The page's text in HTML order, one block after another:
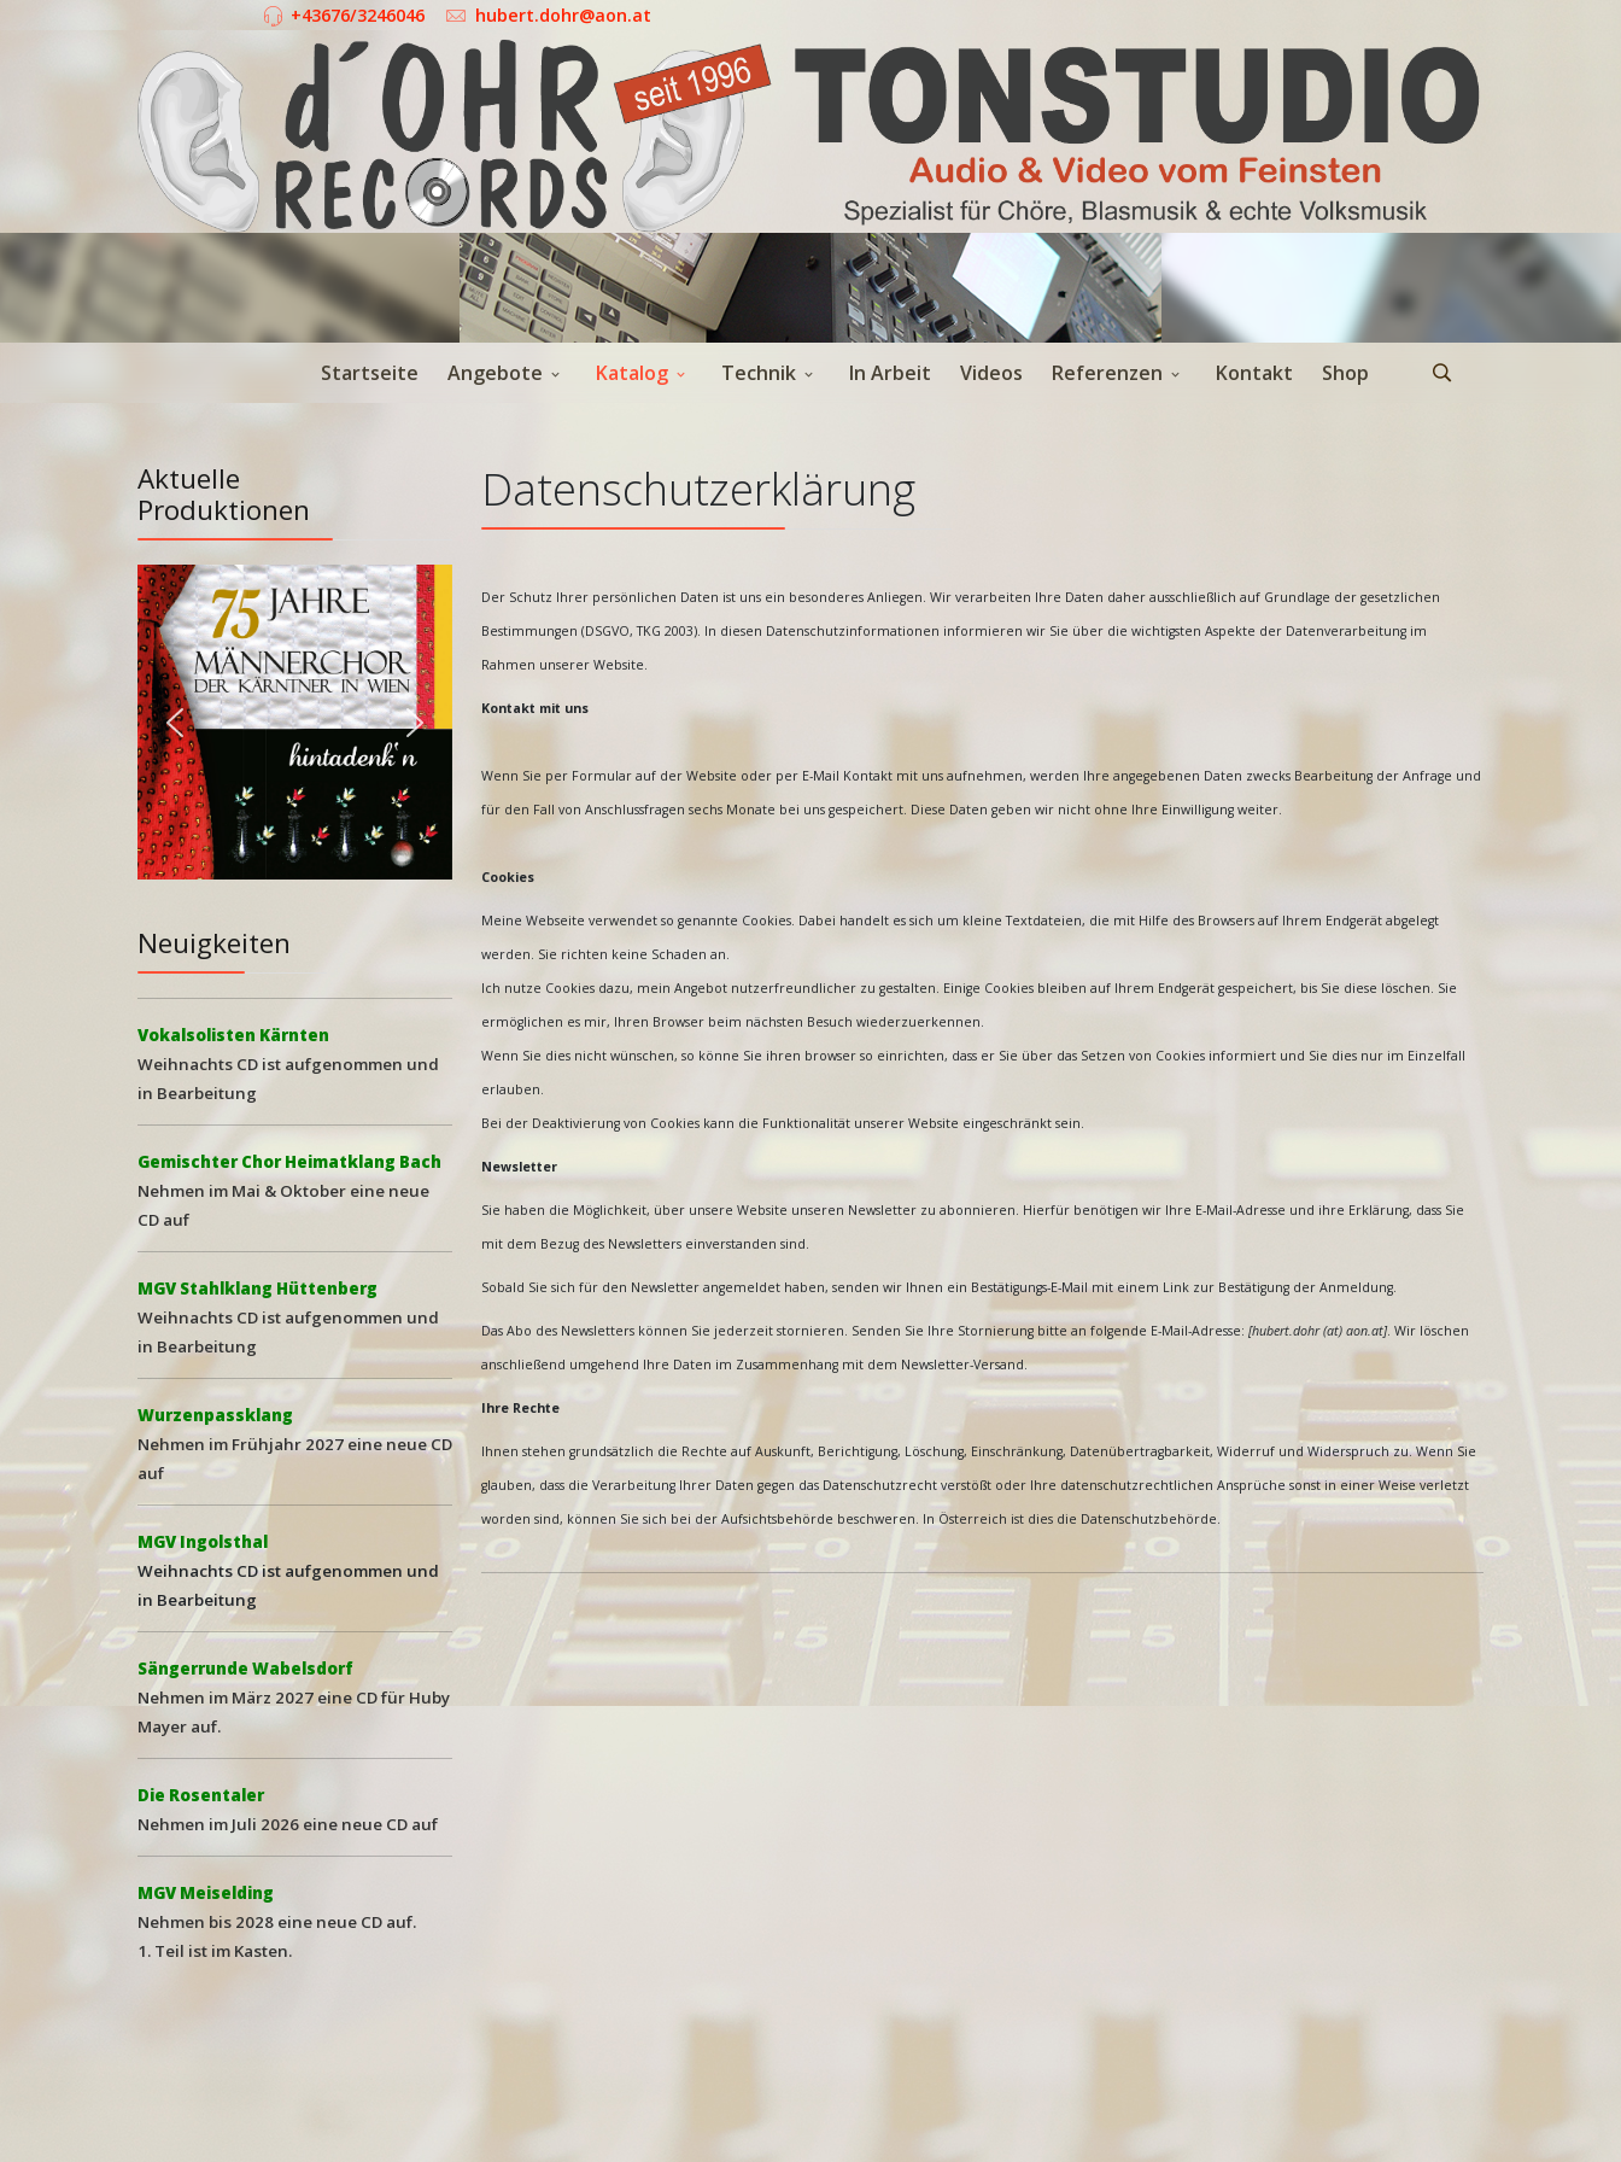
+43676/3246046 hubert.dohr@aon.at
Startseite Angebote Katalog Technik In Arbeit Videos Referenzen Kontakt Shop
Aktuelle
Produktionen
Neuigkeiten
Vokalsolisten Kärnten
Weihnachts CD ist aufgenommen und
in Bearbeitung
Gemischter Chor Heimatklang Bach
Nehmen im Mai & Oktober eine neue
CD auf
MGV Stahlklang Hüttenberg
Weihnachts CD ist aufgenommen und
in Bearbeitung
Wurzenpassklang
Nehmen im Frühjahr 2027 eine neueCD
auf
MGV Ingolsthal
Weihnachts CD ist aufgenommen und
in Bearbeitung
Sängerrunde Wabelsdorf
Nehmen im März 2027 eine CD für Huby
Mayer auf.
Die Rosentaler
Nehmen im Juli 2026 eine neue CD auf
MGV Meiselding
Nehmen bis 2028 eine neue CD auf.
1. Teil ist im Kasten.
Datenschutzerklärung
Der Schutz Ihrer persönlichen Daten ist uns ein besonderes Anliegen. Wir verarbeiten Ihre Daten daher ausschließlich auf Grundlage der gesetzlichen
Bestimmungen (DSGVO, TKG 2003). In diesen Datenschutzinformationen informieren wir Sie über die wichtigsten Aspekte der Datenverarbeitung im
Rahmen unserer Website.
Kontakt mit uns
Wenn Sie per Formular auf der Website oder per E-Mail Kontakt mit uns aufnehmen, werden Ihre angegebenen Daten zwecks Bearbeitung der Anfrage und
für den Fall von Anschlussfragen sechs Monate bei uns gespeichert. Diese Daten geben wir nicht ohne Ihre Einwilligung weiter.
Cookies
Meine Webseite verwendet so genannte Cookies. Dabei handelt es sich um kleine Textdateien, die mit Hilfe des Browsers auf Ihrem Endgerät abgelegt
werden. Sie richten keine Schaden an.
Ich nutze Cookies dazu, mein Angebot nutzerfreundlicher zu gestalten. Einige Cookies bleiben auf Ihrem Endgerät gespeichert, bis Sie diese löschen. Sie
ermöglichen es mir, Ihren Browser beim nächsten Besuch wiederzuerkennen.
Wenn Sie dies nicht wünschen, so könne Sie ihren browser so einrichten, dass er Sie über das Setzen von Cookies informiert und Sie dies nur im Einzelfall
erlauben.
Bei der Deaktivierung von Cookies kann die Funktionalität unserer Website eingeschränkt sein.
Newsletter
Sie haben die Möglichkeit, über unsere Website unseren Newsletter zu abonnieren. Hierfür benötigen wir Ihre E-Mail-Adresse und ihre Erklärung, dass Sie
mit dem Bezug des Newsletters einverstanden sind.
Sobald Sie sich für den Newsletter angemeldet haben, senden wir Ihnen ein Bestätigungs-E-Mail mit einem Link zur Bestätigung der Anmeldung.
Das Abo des Newsletters können Sie jederzeit stornieren. Senden Sie Ihre Stornierung bitte an folgende E-Mail-Adresse: [hubert.dohr (at) aon.at]. Wir löschen
anschließend umgehend Ihre Daten im Zusammenhang mit dem Newsletter-Versand.
Ihre Rechte
Ihnen stehen grundsätzlich die Rechte auf Auskunft, Berichtigung, Löschung, Einschränkung, Datenübertragbarkeit, Widerruf und Widerspruch zu. Wenn Sie
glauben, dass die Verarbeitung Ihrer Daten gegen das Datenschutzrecht verstößt oder Ihre datenschutzrechtlichen Ansprüche sonst in einer Weise verletzt
worden sind, können Sie sich bei der Aufsichtsbehörde beschweren. In Österreich ist dies die Datenschutzbehörde.